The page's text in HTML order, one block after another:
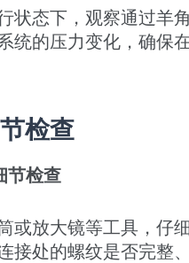
状态下，观察通过羊
统的压力变化，确保
检查
节检查
或放大镜等工具，仔
接处的螺纹是否完整